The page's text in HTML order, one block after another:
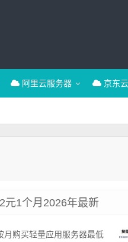
阿里云服务器 京东
元1个月2026年最新
月购买轻量应用服务器最低